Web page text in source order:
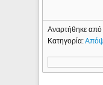
Αναρτήθηκε
Κατηγορία: